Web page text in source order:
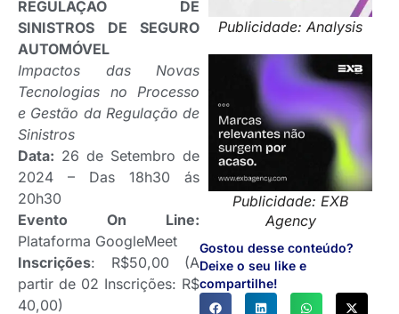
Publicidade: Analysis
Publicidade: EXB
Agency
Gostou desse conteúdo?
Deixe o seu like e
compartilhe!
REGULAÇÃO DE
SINISTROS DE SEGURO
AUTOMÓVEL
Impactos das Novas
Tecnologias no Processo
e Gestão da Regulação de
Sinistros
Data: 26 de Setembro de
2024 – Das 18h30 ás
20h30
Evento On Line:
Plataforma GoogleMeet
Inscrições: R$50,00 (A
partir de 02 Inscrições: R$
40,00)